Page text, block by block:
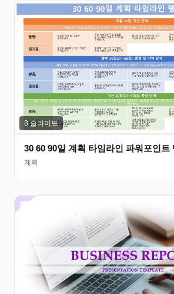
8 슬라이드
30 60 90일 계획 타임라인 파워포인트
계획